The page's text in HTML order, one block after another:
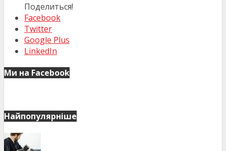
Поделиться!
Facebook
Twitter
Google Plus
LinkedIn
Ми на Facebook
Найпопулярніше